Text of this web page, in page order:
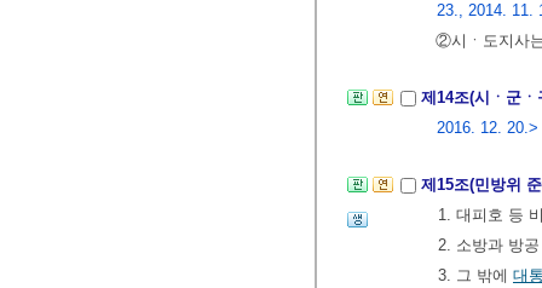
23., 2014. 11.
②시ㆍ도지사
제14조(시ㆍ군
2016. 12. 20.>
제15조(민방위
1. 대피호 등
2. 소방과 방
3. 그 밖에 대